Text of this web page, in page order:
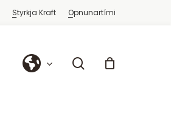
Styrkja Kraft Opnunartími
search